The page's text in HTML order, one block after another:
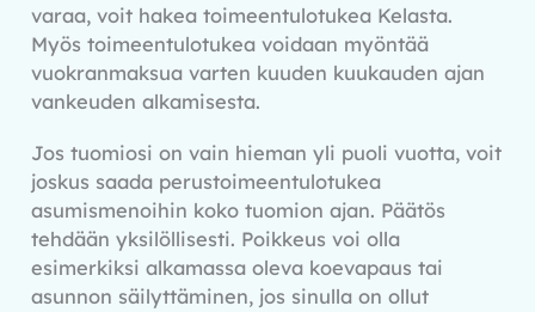
varaa, voit hakea toimeentulotukea Kelasta.
Myös toimeentulotukea voidaan myöntää
vuokranmaksua varten kuuden kuukauden ajan
vankeuden alkamisesta.
Jos tuomiosi on vain hieman yli puoli vuotta, voit
joskus saada perustoimeentulotukea
asumismenoihin koko tuomion ajan. Päätös
tehdään yksilöllisesti. Poikkeus voi olla
esimerkiksi alkamassa oleva koevapaus tai
asunnon säilyttäminen, jos sinulla on ollut